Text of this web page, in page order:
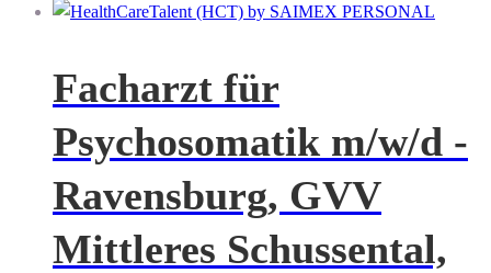
Facharzt für
Psychosomatik m/w/d -
Ravensburg, GVV
Mittleres Schussental,